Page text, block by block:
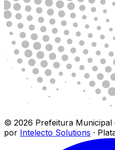
© 2026 Prefeitura Municipal
por Intelecto Solutions ·